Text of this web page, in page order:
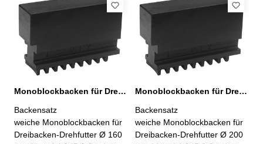
Monoblockbacken für Dreibacken-Drehfutter Ø 160 mm
Backensatz
weiche Monoblockbacken für
Dreibacken-Drehfutter Ø 160
Monoblockbacken für Dreibacken-Drehfutter Ø 200 mm
Backensatz
weiche Monoblockbacken für
Dreibacken-Drehfutter Ø 200